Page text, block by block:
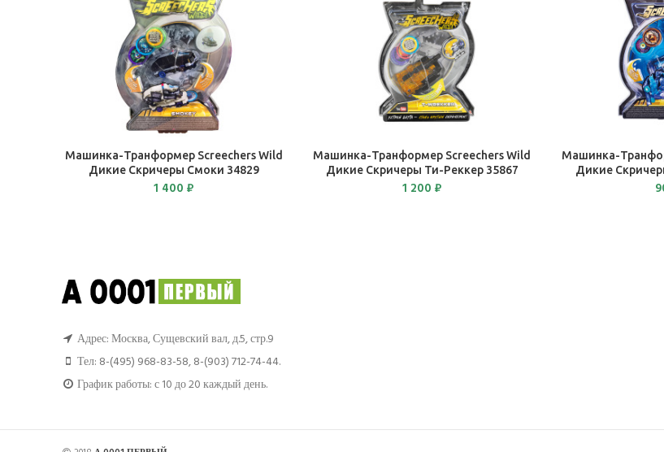
В КОРЗИНУ
Машинка-Транформер Screechers Wild
Дикие Скричеры Смоки 34829
1 400₽
В КОРЗИНУ
Машинка-Транформер Screechers Wild
Дикие Скричеры Ти-Реккер 35867
1 200₽
В
Машинка-
Дикие
Адрес: Москва, Сущевский вал, д.5, стр.9
Тел: 8-(495) 968-83-58,8-(903) 712-74-44.
График работы: с 10 до 20 каждый день.